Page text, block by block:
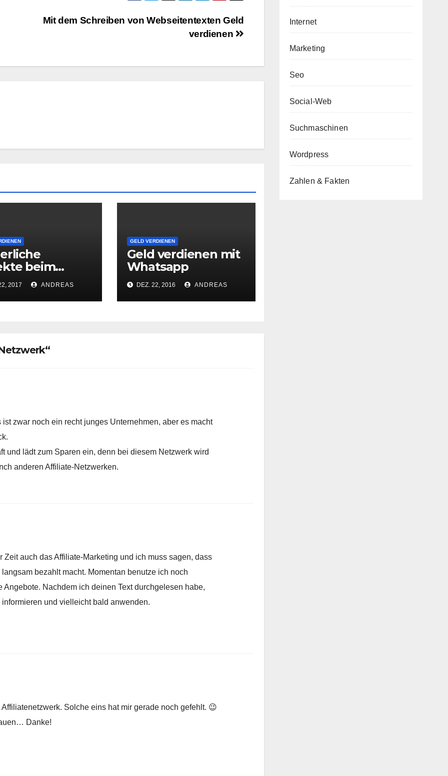
Mit dem Schreiben von Webseitentexten Geld
verdienen
beim
2017 ANDREAS
GELD VERDIENEN
Geld verdienen mit
Whatsapp
DEZ. 22, 2016 ANDREAS
zwar noch ein recht junges Unternehmen, aber es macht
und lädt zum Sparen ein, denn bei diesem Netzwerk wird
anderen Affiliate-Netzwerken.
Zeit auch das Affiliate-Marketing und ich muss sagen, dass
bezahlt macht. Momentan benutze ich noch
Angebote. Nachdem ich deinen Text durchgelesen habe,
und vielleicht bald anwenden.
Solche eins hat mir gerade noch gefehlt. 😉
Danke!
Internet
Marketing
Seo
Social-Web
Suchmaschinen
Wordpress
Zahlen & Fakten